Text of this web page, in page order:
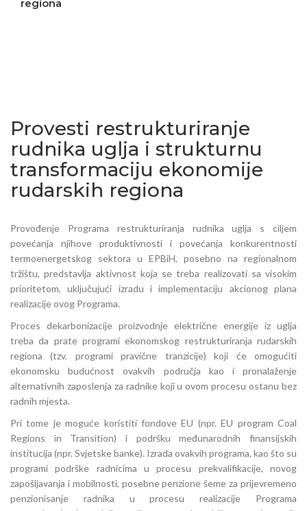
regiona
Provesti restrukturiranje
rudnika uglja i strukturnu
transformaciju ekonomije
rudarskih regiona
Provođenje Programa restrukturiranja rudnika uglja s ciljem
povećanja njihove produktivnosti i povećanja konkurentnosti
termoenergetskog sektora u EPBiH, posebno na regionalnom
tržištu, predstavlja aktivnost koja se treba realizovati sa visokim
prioritetom, uključujući izradu i implementaciju akcionog plana
realizacije ovog Programa.
Proces dekarbonizacije proizvodnje električne energije iz uglja
treba da prate programi ekonomskog restrukturiranja rudarskih
regiona (tzv. programi pravične tranzicije) koji će omogućiti
ekonomsku budućnost ovakvih područja kao i pronalaženje
alternativnih zaposlenja za radnike koji u ovom procesu ostanu bez
radnih mjesta.
Pri tome je moguće koristiti fondove EU (npr. EU program Coal
Regions in Transition) i podršku međunarodnih finansijskih
institucija (npr. Svjetske banke). Izrada ovakvih programa, kao što su
programi podrške radnicima u procesu prekvalifikacije, novog
zapošljavanja i mobilnosti, posebne penzione šeme za prijevremeno
penzionisanje radnika u procesu realizacije Programa